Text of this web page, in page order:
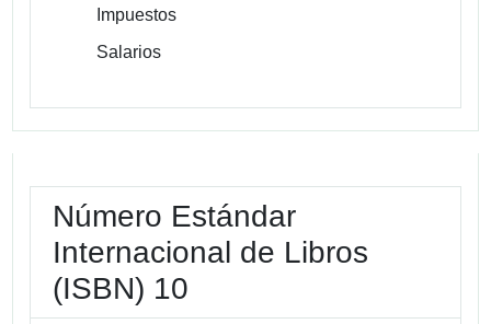
Impuestos
Salarios
Número Estándar
Internacional de Libros
(ISBN) 10